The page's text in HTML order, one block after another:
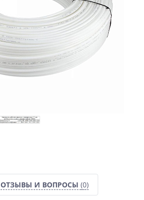
ОТЗЫВЫ И ВОПРОСЫ (0)